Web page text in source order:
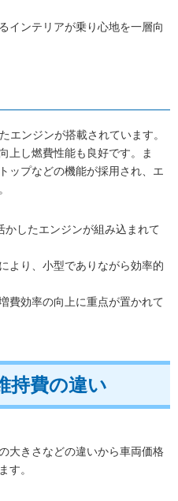
インテリアが乗り心地を一層向
エンジンが搭載されています。
上し燃費性能も良好です。ま
ップなどの機能が採用され、エ
かしたエンジンが組み込まれて
より、小型でありながら効率的
費効率の向上に重点が置かれて
持費の違い
大きさなどの違いから車両価格
す。